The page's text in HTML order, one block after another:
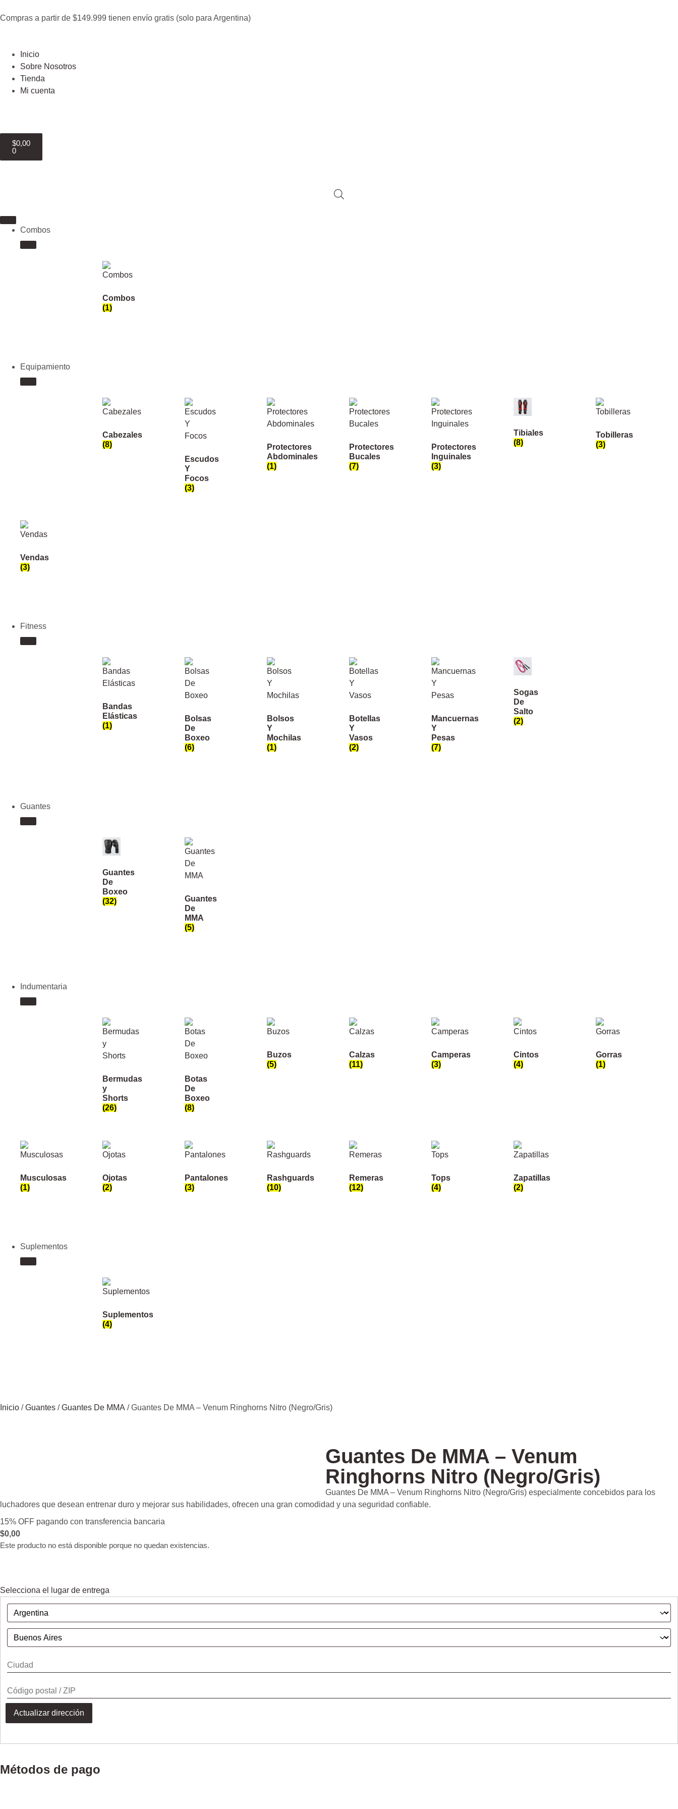
Compras a partir de $149.999 tienen envío gratis (solo para Argentina)
Inicio
Sobre Nosotros
Tienda
Mi cuenta
$0,00
0
Combos
Combos
(1)
Equipamiento
Cabezales
(8)
Escudos
Y
Focos
(3)
Protectores
Abdominales
(1)
Protectores
Bucales
(7)
Protectores
Inguinales
(3)
Tibiales
(8)
Tobilleras
(3)
Vendas
(3)
Fitness
Bandas
Elásticas
(1)
Bolsas
De
Boxeo
(6)
Bolsos
Y
Mochilas
(1)
Botellas
Y
Vasos
(2)
Mancuernas
Y
Pesas
(7)
Sogas
De
Salto
(2)
Guantes
Guantes
De
Boxeo
(32)
Guantes
De
MMA
(5)
Indumentaria
Bermudas
y
Shorts
(26)
Botas
De
Boxeo
(8)
Buzos
(5)
Calzas
(11)
Camperas
(3)
Cintos
(4)
Gorras
(1)
Musculosas
(1)
Ojotas
(2)
Pantalones
(3)
Rashguards
(10)
Remeras
(12)
Tops
(4)
Zapatillas
(2)
Suplementos
Suplementos
(4)
Inicio /Guantes /Guantes De MMA / Guantes De MMA – Venum Ringhorns Nitro (Negro/Gris)
Guantes De MMA – Venum
Ringhorns Nitro (Negro/Gris)
Guantes De MMA – Venum Ringhorns Nitro (Negro/Gris) especialmente concebidos para los
luchadores que desean entrenar duro y mejorar sus habilidades, ofrecen una gran comodidad y una seguridad confiable.
15% OFF pagando con transferencia bancaria
$0,00
Este producto no está disponible porque no quedan existencias.
Selecciona el lugar de entrega
Actualizar dirección
Métodos de pago